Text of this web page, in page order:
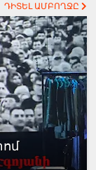
ԴԻՏԵԼ ԱՄԲՈՂՋԸ